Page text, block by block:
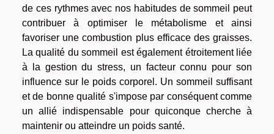
de ces rythmes avec nos habitudes de sommeil peut
contribuer à optimiser le métabolisme et ainsi
favoriser une combustion plus efficace des graisses.
La qualité du sommeil est également étroitement liée
à la gestion du stress, un facteur connu pour son
influence sur le poids corporel. Un sommeil suffisant
et de bonne qualité s'impose par conséquent comme
un allié indispensable pour quiconque cherche à
maintenir ou atteindre un poids santé.